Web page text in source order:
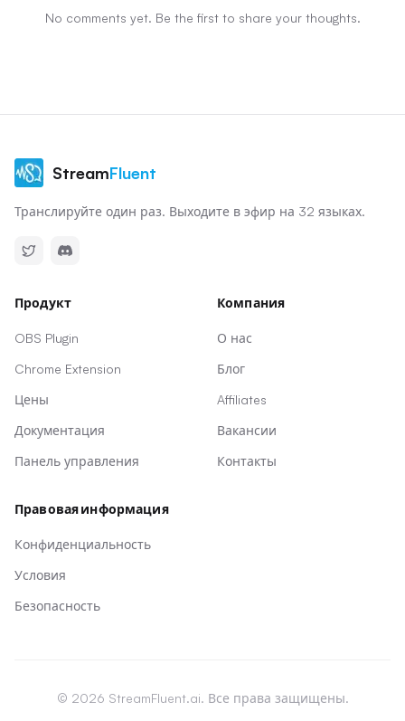
No comments yet. Be the first to share your thoughts.
StreamFluent
Транслируйте один раз. Выходите в эфир на 32 языках.
Продукт
OBS Plugin
Chrome Extension
Цены
Документация
Панель управления
Компания
О нас
Блог
Affiliates
Вакансии
Контакты
Правовая информация
Конфиденциальность
Условия
Безопасность
© 2026 StreamFluent.ai. Все права защищены.